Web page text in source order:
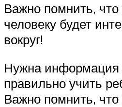
Важно помнить,
человеку будет
вокруг!
Нужна информация
правильно учить
Важно помнить,